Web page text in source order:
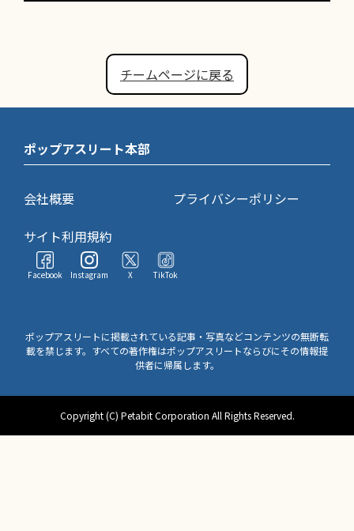
チームページに戻る
ポップアスリート本部
会社概要
プライバシーポリシー
サイト利用規約
Facebook Instagram X TikTok
ポップアスリートに掲載されている記事・写真などコンテンツの無断転
載を禁じます。すべての著作権はポップアスリートならびにその情報提
供者に帰属します。
Copyright (C) Petabit Corporation All Rights Reserved.